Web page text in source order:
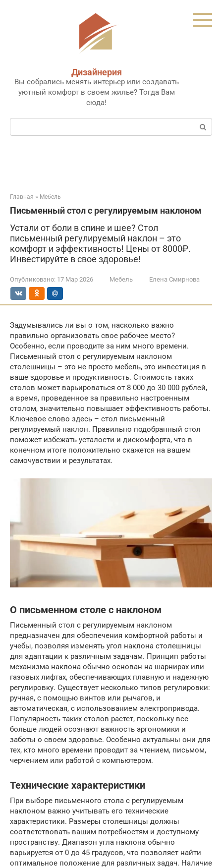
Дизайнерия
Вы собрались менять интерьер или создавать
уютный комфорт в своем жилье? Тогда Вам
сюда!
Поиск:
Главная » Мебель
Письменный стол с регулируемым наклоном
Устали от боли в спине и шее? Стол
письменный регулируемый наклон – это
комфорт и эффективность! Цены от 8000₽.
Инвестируйте в свое здоровье!
Опубликовано: 17 Мар 2026 Мебель Елена Смирнова
Задумывались ли вы о том, насколько важно
правильно организовать свое рабочее место?
Особенно, если проводите за ним много времени.
Письменный стол с регулируемым наклоном
столешницы – это не просто мебель, это инвестиция в
ваше здоровье и продуктивность. Стоимость таких
столов может варьироваться от 8 000 до 30 000 рублей,
а время, проведенное за правильно настроенным
столом, значительно повышает эффективность работы.
Ключевое слово здесь – стол письменный
регулируемый наклон. Правильно подобранный стол
поможет избежать усталости и дискомфорта, что в
конечном итоге положительно скажется на вашем
самочувствии и результатах.
О письменном столе с наклоном
Письменный стол с регулируемым наклоном
предназначен для обеспечения комфортной работы и
учебы, позволяя изменять угол наклона столешницы
для адаптации к различным задачам. Принцип работы
механизма наклона обычно основан на шарнирах или
газовых лифтах, обеспечивающих плавную и надежную
регулировку. Существует несколько типов регулировки:
ручная, с помощью винтов или рычагов, и
автоматическая, с использованием электропривода.
Популярность таких столов растет, поскольку все
больше людей осознают важность эргономики и
заботы о своем здоровье. Особенно актуальны они для
тех, кто много времени проводит за чтением, письмом,
черчением или работой с компьютером.
Технические характеристики
При выборе письменного стола с регулируемым
наклоном важно учитывать его технические
характеристики. Размеры столешницы должны
соответствовать вашим потребностям и доступному
пространству. Диапазон угла наклона обычно
варьируется от 0 до 45 градусов, что позволяет найти
оптимальное положение для различных задач. Наличие